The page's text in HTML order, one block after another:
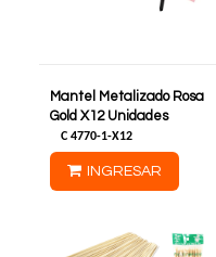
Mantel Metalizado Rosa
Gold X12 Unidades
C 4770-1-X12
INGRESAR